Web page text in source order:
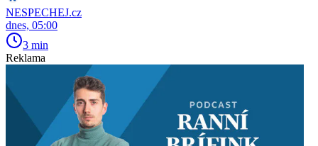
NESPECHEJ.cz
dnes, 05:00
3 min
Reklama